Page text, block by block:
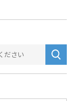
報